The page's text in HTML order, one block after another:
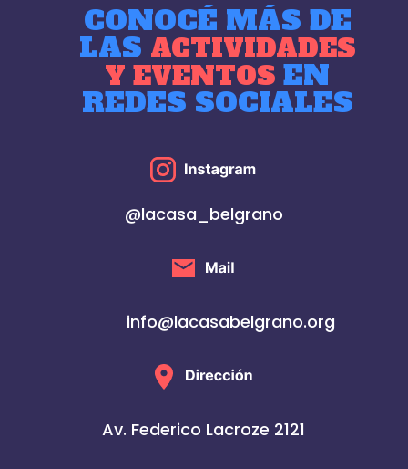
CONOCÉ MÁS DE
LAS ACTIVIDADES
Y EVENTOSEN
REDES SOCIALES
@lacasa_belgrano
info@lacasabelgrano.org
Av. Federico Lacroze 2121